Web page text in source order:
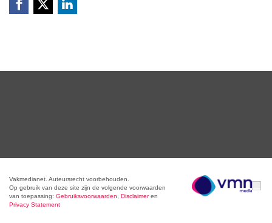
Vakmedianet. Auteursrecht voorbehouden.
Op gebruik van deze site zijn de volgende voorwaarden
van toepassing: Gebruiksvoorwaarden Disclaimeren
Privacy Statement